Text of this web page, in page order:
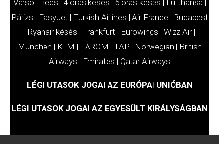
Varsó | Bécs | 4 órás késés | 5 órás késés | Lufthansa |
Párizs | EasyJet | Turkish Airlines | Air France | Budapest
| Ryanair késés | Frankfurt | Eurowings | Wizz Air|
München | KLM | TAROM | TAP | Norwegian | British
Airways | Emirates | Qatar Airways
LÉGI UTASOK JOGAI AZ EURÓPAI UNIÓBAN
LÉGI UTASOK JOGAI AZ EGYESÜLT KIRÁLYSÁGBAN